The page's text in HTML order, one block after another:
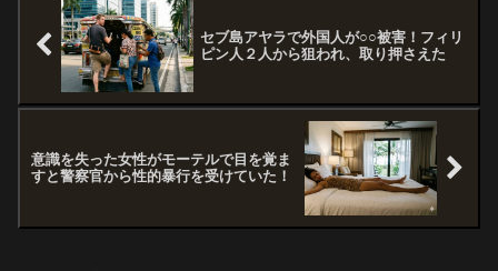
セブ島アヤラで外国人が○○被害！フィリ
ピン人２人から狙われ、取り押さえた
意識を失った女性がモーテルで目を覚ま
すと警察官から性的暴行を受けていた！